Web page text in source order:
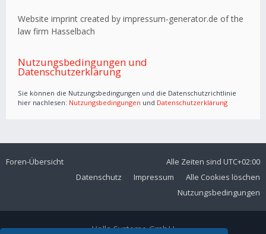
Website imprint created by impressum-generator.de of the
law firm Hasselbach
Nutzungsbedingungen und
Datenschutzerklärung
Sie können die Nutzungsbedingungen und die Datenschutzrichtlinie
hier nachlesen: Nutzungsbedingungen und Datenschutzerklärung
Foren-Übersicht Alle Zeiten sind UTC+02:00
Alle Cookies löschen
Impressum
Datenschutz
Nutzungsbedingungen
Volla Systeme GmbH